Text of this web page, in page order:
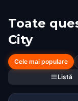
Toate
City
Cele mai populare
Listă